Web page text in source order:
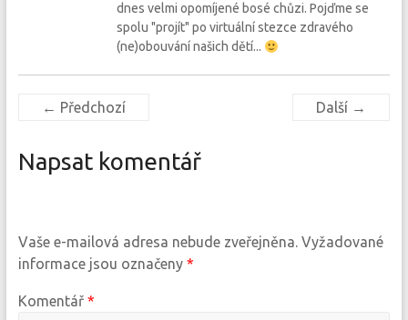
dnes velmi opomíjené bosé chůzi. Pojďme se
spolu "projít" po virtuální stezce zdravého
(ne)obouvání našich dětí...
← Předchozí Další →
Napsat komentář
Vaše e-mailová adresa nebude zveřejněna. Vyžadované
informace jsou označeny *
Komentář *